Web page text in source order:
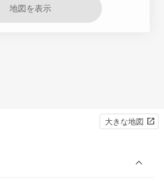
地図を表示
大きな地図